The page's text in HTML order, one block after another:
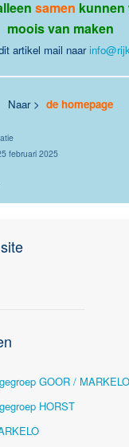
samen kunnen
moois van maken
artikel mail naar
Naar > de homepage
februari 2025
GOOR / MARKELO
HORST